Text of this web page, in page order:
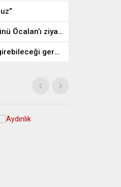
İmralı Heyeti pazar günü Öcalan’ı ziyaret edecek
Muhalefetin seçime girebileceği gerçek bir alan kalmayabilir